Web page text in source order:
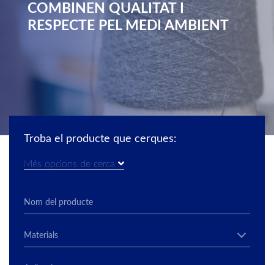
COMBINEN QUALITAT I
RESPECTE PEL MEDI AMBIENT
Troba el producte que cerques:
Més opcions de cerca